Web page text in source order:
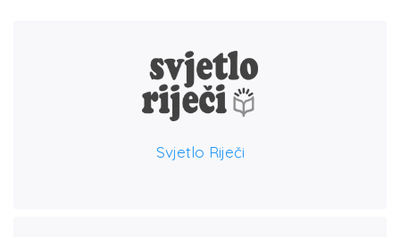
Svjetlo Riječi